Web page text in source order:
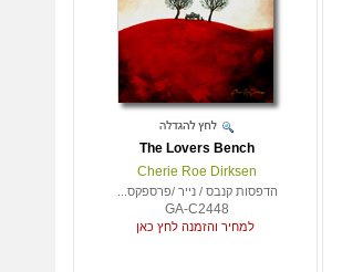
The Lovers Bench
Cherie Roe Dirksen
הדפסות קנבס / נייר /פרספקס...
GA-C2448
למחיר והזמנה לחץ כאן